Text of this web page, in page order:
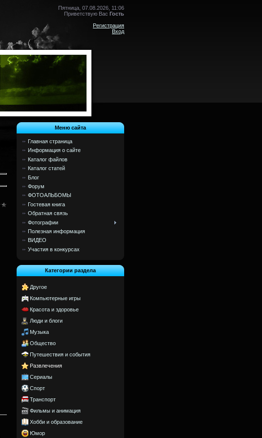
Пятница, 07.08.2026, 11:06
Приветствую Вас Гость
Регистрация
Вход
Меню сайта
Главная страница
Информация о сайте
Каталог файлов
Каталог статей
Блог
Форум
ФОТОАЛЬБОМЫ
Гостевая книга
Обратная связь
Фотографии
Полезная информация
ВИДЕО
Участия в конкурсах
Категории раздела
Другое
Компьютерные игры
Красота и здоровье
Люди и блоги
Музыка
Общество
Путешествия и события
Развлечения
Сериалы
Спорт
Транспорт
Фильмы и анимация
Хобби и образование
Юмор